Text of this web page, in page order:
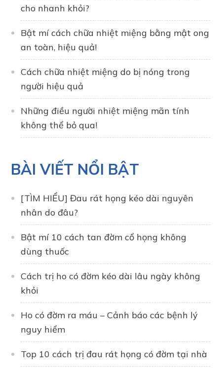
cho nhanh khỏi?
Bật mí cách chữa nhiệt miệng bằng mật ong
an toàn, hiệu quả!
Cách chữa nhiệt miệng do bị nóng trong
người hiệu quả
Những điều người nhiệt miệng mãn tính
không thể bỏ qua!
BÀI VIẾT NỔI BẬT
[TÌM HIỂU] Đau rát họng kéo dài nguyên
nhân do đâu?
Bật mí 10 cách tan đờm cổ họng không
dùng thuốc
Cách trị ho có đờm kéo dài lâu ngày không
khỏi
Ho có đờm ra máu – Cảnh báo các bệnh lý
nguy hiểm
Top 10 cách trị đau rát họng có đờm tại nhà